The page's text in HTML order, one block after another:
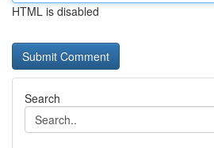
HTML is disabled
Search